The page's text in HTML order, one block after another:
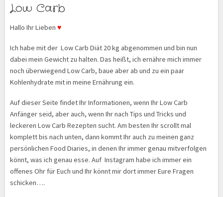
Low Carb
Hallo Ihr Lieben ♥
Ich habe mit der Low Carb Diät 20 kg abgenommen und bin nun
dabei mein Gewicht zu halten. Das heißt, ich ernähre mich immer
noch überwiegend Low Carb, baue aber ab und zu ein paar
Kohlenhydrate mit in meine Ernährung ein.
Auf dieser Seite findet Ihr Informationen, wenn Ihr Low Carb
Anfänger seid, aber auch, wenn Ihr nach Tips und Tricks und
leckeren Low Carb Rezepten sucht. Am besten Ihr scrollt mal
komplett bis nach unten, dann kommt Ihr auch zu meinen ganz
persönlichen Food Diaries, in denen Ihr immer genau mitverfolgen
könnt, was ich genau esse. Auf Instagram habe ich immer ein
offenes Ohr für Euch und Ihr könnt mir dort immer Eure Fragen
schicken….